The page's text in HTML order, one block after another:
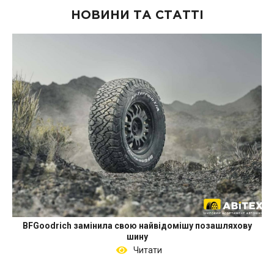
НОВИНИ ТА СТАТТІ
BFGoodrich замінила свою найвідомішу позашляхову
шину
Читати